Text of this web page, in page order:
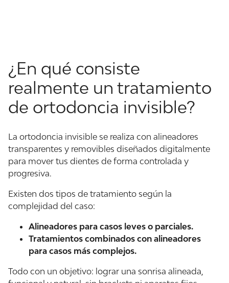
¿En qué consiste
realmente un tratamiento
de ortodoncia invisible?
La ortodoncia invisible se realiza con alineadores
transparentes y removibles diseñados digitalmente
para mover tus dientes de forma controlada y
progresiva.
Existen dos tipos de tratamiento según la
complejidad del caso:
Alineadores para casos leves o parciales.
Tratamientos combinados con alineadores
para casos más complejos.
Todo con un objetivo: lograr una sonrisa alineada,